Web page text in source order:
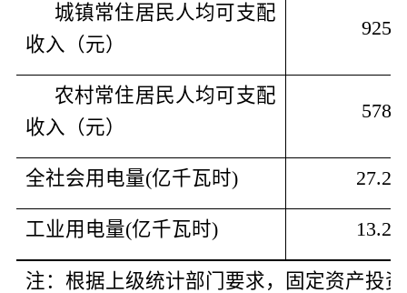
城镇常住居民人均可支配
收入（元）
9251
农村常住居民人均可支配
收入（元）
5789
全社会用电量(亿千瓦时) 27.27
工业用电量(亿千瓦时) 13.29
注：根据上级统计部门要求，固定资产投